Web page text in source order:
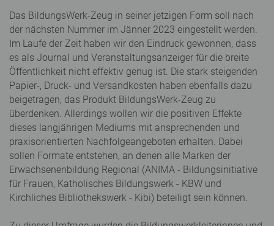
Das BildungsWerk-Zeug in seiner jetzigen Form soll nach
der nächsten Nummer im Jänner 2023 eingestellt werden.
Im Laufe der Zeit haben wir den Eindruck gewonnen, dass
es als Journal und Veranstaltungsanzeiger für die breite
Öffentlichkeit nicht effektiv genug ist. Die stark steigenden
Papier-, Druck- und Versandkosten haben ebenfalls dazu
beigetragen, das Produkt BildungsWerk-Zeug zu
überdenken. Allerdings wollen wir die positiven Effekte
dieses langjährigen Mediums mit ansprechenden und
praxisorientierten Nachfolgeangeboten erhalten. Dabei
sollen Formate entstehen, an denen alle Marken der
Erwachsenenbildung Regional (ANIMA - Bildungsinitiative
für Frauen, Katholisches Bildungswerk - KBW und
Kirchliches Bibliothekswerk - Kibi) beteiligt sein können.